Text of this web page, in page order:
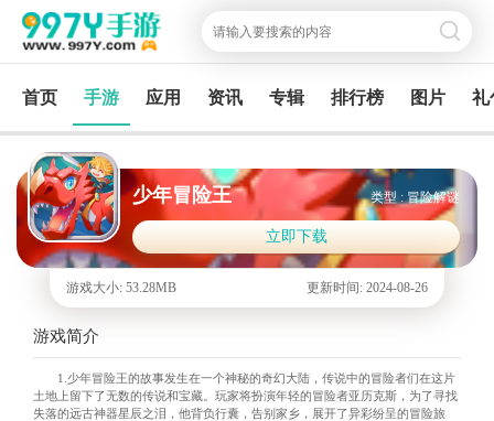
首页 手游 应用 资讯 专辑 排行榜 图片 礼
少年冒险王 类型 : 冒险解谜
立即下载
游戏大小: 53.28MB 更新时间: 2024-08-26
游戏简介
1.少年冒险王的故事发生在一个神秘的奇幻大陆，传说中的冒险者们在这片
土地上留下了无数的传说和宝藏。玩家将扮演年轻的冒险者亚历克斯，为了寻找
失落的远古神器星辰之泪，他背负行囊，告别家乡，展开了异彩纷呈的冒险旅